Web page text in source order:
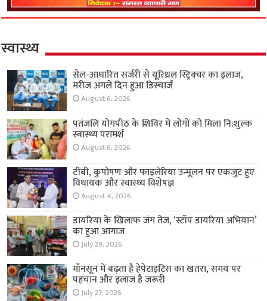
स्वास्थ्य
सेल-आधारित सर्जरी से यूरिथ्रल स्ट्रिक्चर का इलाज,
मरीज अगले दिन हुआ डिस्चार्ज
August 6, 2026
पतंजलि योगपीठ के शिविर में लोगों को मिला नि:शुल्क
स्वास्थ्य परामर्श
August 6, 2026
टीबी, कुपोषण और फाइलेरिया उन्मूलन पर एकजुट हुए
विधायक और स्वास्थ्य विशेषज्ञ
August 4, 2026
डायरिया के खिलाफ जंग तेज, ‘स्टॉप डायरिया अभियान’
का हुआ आगाज
July 29, 2026
मॉनसून में बढ़ता है हेपेटाइटिस का खतरा, समय पर
पहचान और इलाज है जरूरी
July 27, 2026